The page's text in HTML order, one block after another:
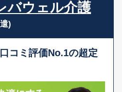
バウェル介護
)
コミ評価No.1の超定